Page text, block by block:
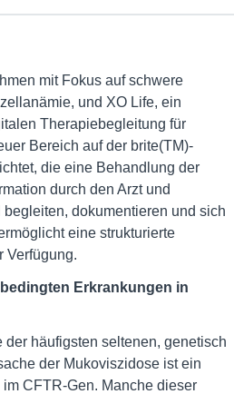
mit Fokus auf schwere
und XO Life, ein
Therapiebegleitung für
Bereich auf der brite(TM)-
die eine Behandlung der
durch den Arzt und
dokumentieren und sich
eine strukturierte
Verfügung.
Erkrankungen in
häufigsten seltenen, genetisch
der Mukoviszidose ist ein
CFTR-Gen. Manche dieser